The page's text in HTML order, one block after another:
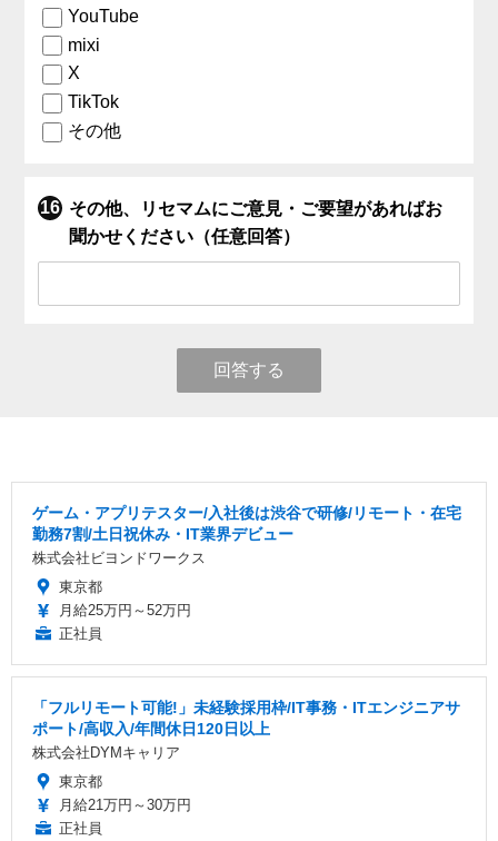
YouTube
mixi
X
TikTok
その他
その他、リセマムにご意見・ご要望があればお
聞かせください（任意回答）
回答する
ゲーム・アプリテスター/入社後は渋谷で研修/リモート・在宅
勤務7割/土日祝休み・IT業界デビュー
株式会社ビヨンドワークス
東京都
月給25万円～52万円
正社員
「フルリモート可能!」未経験採用枠/IT事務・ITエンジニアサ
ポート/高収入/年間休日120日以上
株式会社DYMキャリア
東京都
月給21万円～30万円
正社員